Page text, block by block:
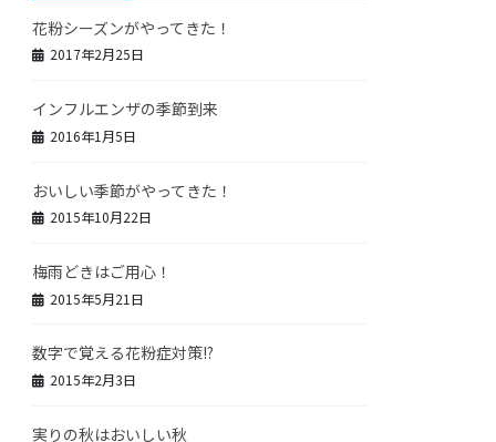
花粉シーズンがやってきた！
2017年2月25日
インフルエンザの季節到来
2016年1月5日
おいしい季節がやってきた！
2015年10月22日
梅雨どきはご用心！
2015年5月21日
数字で覚える花粉症対策!?
2015年2月3日
実りの秋はおいしい秋